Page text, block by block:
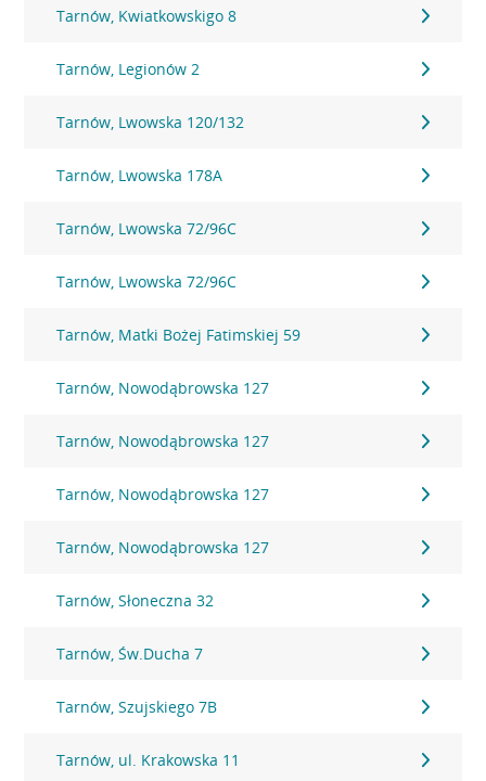
Tarnów, Kwiatkowskigo 8
Tarnów, Legionów 2
Tarnów, Lwowska 120/132
Tarnów, Lwowska 178A
Tarnów, Lwowska 72/96C
Tarnów, Lwowska 72/96C
Tarnów, Matki Bożej Fatimskiej 59
Tarnów, Nowodąbrowska 127
Tarnów, Nowodąbrowska 127
Tarnów, Nowodąbrowska 127
Tarnów, Nowodąbrowska 127
Tarnów, Słoneczna 32
Tarnów, Św.Ducha 7
Tarnów, Szujskiego 7B
Tarnów, ul. Krakowska 11